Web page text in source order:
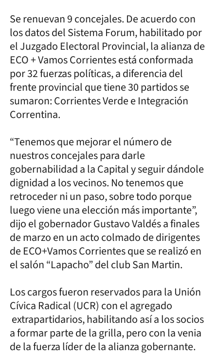
Se renuevan 9 concejales. De acuerdo con
los datos del Sistema Forum, habilitado por
el Juzgado Electoral Provincial, la alianza de
ECO + Vamos Corrientes está conformada
por 32 fuerzas políticas, a diferencia del
frente provincial que tiene 30 partidos se
sumaron: Corrientes Verde e Integración
Correntina.
“Tenemos que mejorar el número de
nuestros concejales para darle
gobernabilidad a la Capital y seguir dándole
dignidad a los vecinos. No tenemos que
retroceder ni un paso, sobre todo porque
luego viene una elección más importante”,
dijo el gobernador Gustavo Valdés a finales
de marzo en un acto colmado de dirigentes
de ECO+Vamos Corrientes que se realizó en
el salón “Lapacho” del club San Martin.
Los cargos fueron reservados para la Unión
Cívica Radical (UCR) con el agregado
extrapartidarios, habilitando así a los socios
a formar parte de la grilla, pero con la venia
de la fuerza líder de la alianza gobernante.